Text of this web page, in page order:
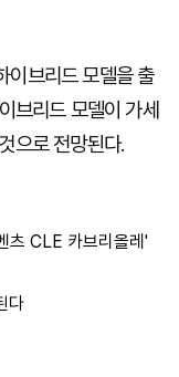
이브리드 모델을 출
브리드 모델이 가세
으로 전망된다.
츠 CLE 카브리올레'
다